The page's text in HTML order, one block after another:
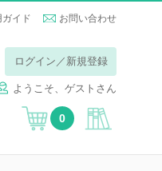
ガイド お問い合わせ
ログイン／新規登録
ようこそ、ゲストさん
0